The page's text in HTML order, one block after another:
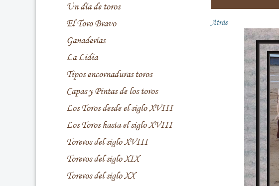
Un día de toros
El Toro Bravo
Ganaderías
La Lidia
Tipos encornaduras toros
Capas y Pintas de los toros
Los Toros desde el siglo XVIII
Los Toros hasta el siglo XVIII
Toreros del siglo XVIII
Toreros del siglo XIX
Toreros del siglo XX
Atrás